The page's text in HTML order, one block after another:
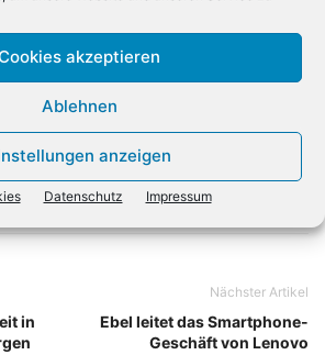
akzeptieren
Ablehnen
anzeigen
Datenschutz Impressum
wir mit der z Systems-Software
weiter abrunden können. Ziel ist es,
Partnern in Deutschland
Geschäftsführer Oliver Schallhorn.
in
Nächster Artikel
Ebel leitet das Smartphone-
Geschäft von Lenovo